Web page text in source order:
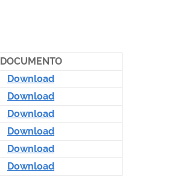
DOCUMENTO
Download
Download
Download
Download
Download
Download